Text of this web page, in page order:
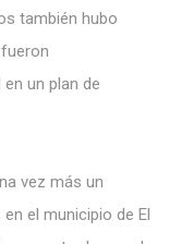
también hubo
un plan de
vez más un
el municipio de El